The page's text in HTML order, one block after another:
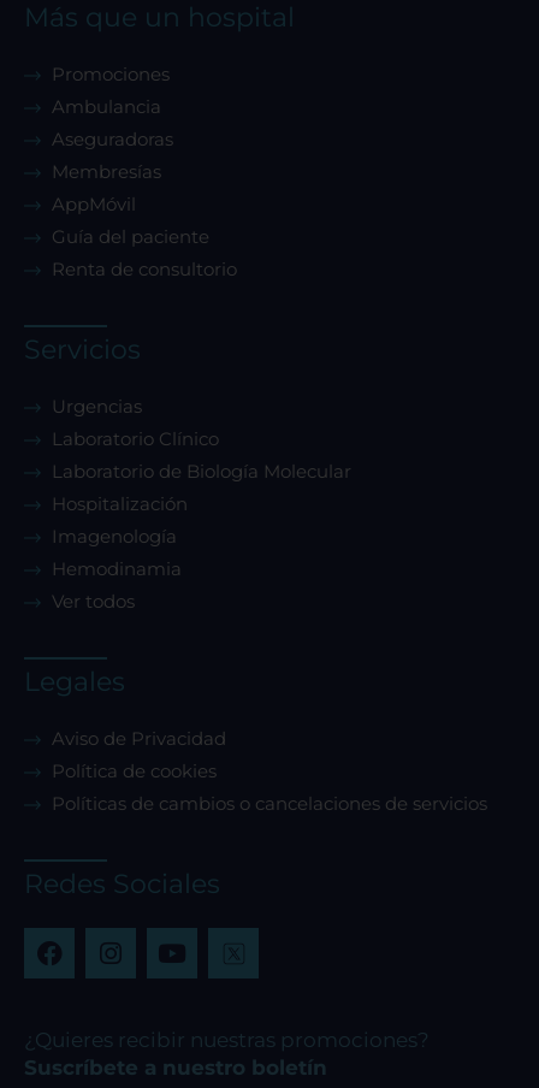
Más que un hospital
Promociones
Ambulancia
Aseguradoras
Membresías
AppMóvil
Guía del paciente
Renta de consultorio
Servicios
Urgencias
Laboratorio Clínico
Laboratorio de Biología Molecular
Hospitalización
Imagenología
Hemodinamia
Ver todos
Legales
Aviso de Privacidad
Política de cookies
Políticas de cambios o cancelaciones de servicios
Redes Sociales
F
a
b
o
I
n
a
g
Y
o
u
b
¿Quieres recibir nuestras promociones?
Suscríbete a nuestro boletín